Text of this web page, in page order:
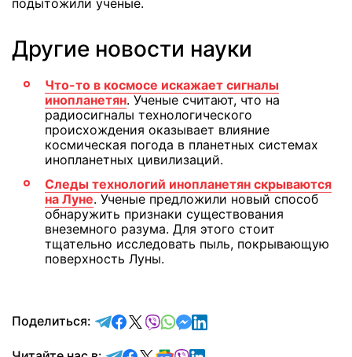
подытожили ученые.
Другие новости науки
Что-то в космосе искажает сигналы
инопланетян. Ученые считают, что на
радиосигналы технологического
происхождения оказывает влияние
космическая погода в планетных системах
инопланетных цивилизаций.
Следы технологий инопланетян скрываются
на Луне. Ученые предложили новый способ
обнаружить признаки существования
внеземного разума. Для этого стоит
тщательно исследовать пыль, покрывающую
поверхность Луны.
Поделиться: отправить в Telegram
поделиться в Facebook
поделиться в X
отправить в Viber
отправить в Whatsapp
отправить в Messenger
отправить в LinkedIn